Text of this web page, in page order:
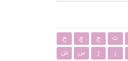
ث ج چ
ح
ز ژ س
ش